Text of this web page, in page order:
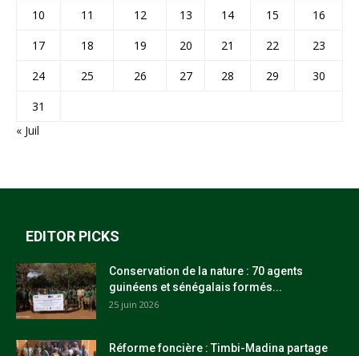
10
11 12 13 14 15
16
17
18 19 20 21 22
23
24
25 26 27 28 29
30
31
« Juil
EDITOR PICKS
Conservation de la nature : 70 agents
guinéens et sénégalais formés...
25 juin 2026
Réforme foncière : Timbi-Madina partage